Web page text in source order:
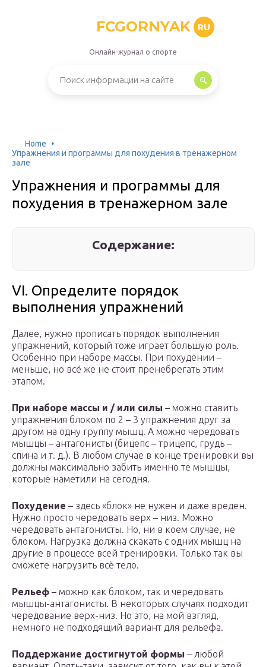
FCGORNYAK RU
Онлайн-журнал о спорте
Home
Упражнения и программы для похудения в тренажерном
зале
Упражнения и программы для
похудения в тренажерном зале
Содержание:
VI. Определите порядок
выполнения упражнений
Далее, нужно прописать порядок выполнения
упражнений, который тоже играет большую роль.
Особенно при наборе массы. При похудении –
меньше, но всё же не стоит пренебрегать этим
этапом.
При наборе массы и / или силы – можно ставить
упражнения блоком по 2 – 3 упражнения друг за
другом на одну группу мышц. А можно чередовать
мышцы – антагонисты (бицепс – трицепс, грудь –
спина и т. д.). В любом случае в конце тренировки вы
должны максимально забить именно те мышцы,
которые наметили на сегодня.
Похудение – здесь «блок» не нужен и даже вреден.
Нужно просто чередовать верх – низ. Можно
чередовать антагонисты. Но, ни в коем случае, не
блоком. Нагрузка должна скакать с одних мышц на
другие в процессе всей тренировки. Только так вы
сможете нагрузить всё тело.
Рельеф – можно как блоком, так и чередовать
мышцы-антагонисты. В некоторых случаях подходит
чередование верх-низ. Но это, на мой взгляд,
немного не подходящий вариант для рельефа.
Поддержание достигнутой формы – любой